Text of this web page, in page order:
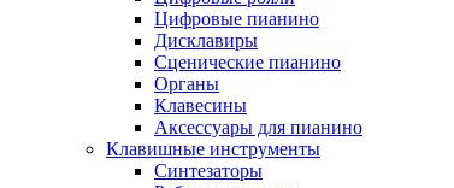
Цифровые пианино
Дисклавиры
Сценические пианино
Органы
Клавесины
Аксессуары для пианино
Клавишные инструменты
Синтезаторы